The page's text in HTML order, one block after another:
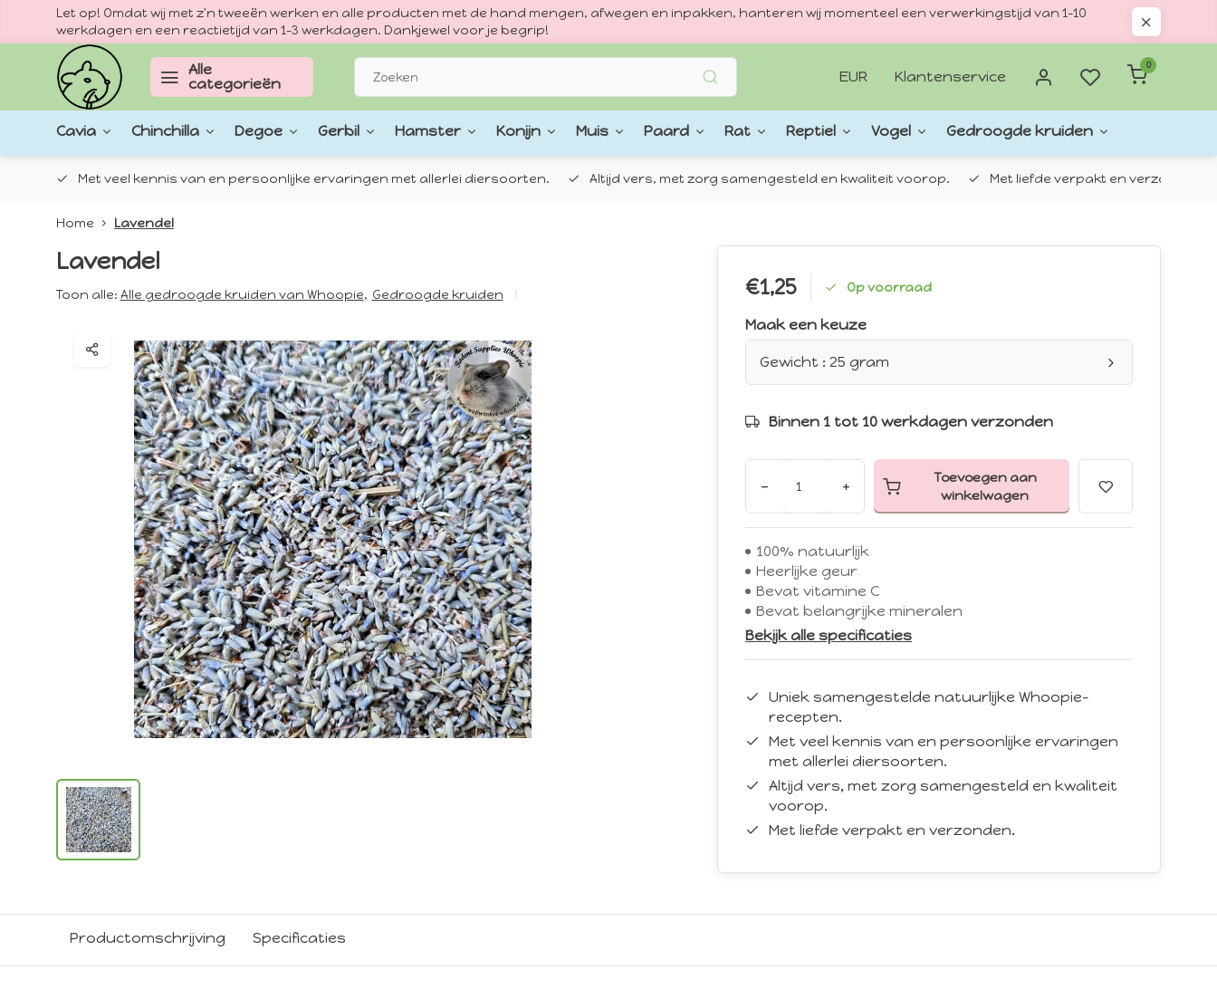
Let op! Omdat wij met z'n tweeën werken en alle producten met de hand mengen, afwegen en inpakken, hanteren wij momenteel een verwerkingstijd van 1–10
werkdagen en een reactietijd van 1–3 werkdagen. Dankjewel voor je begrip!
Alle
categorieën
EUR Klantenservice
0
Cavia Chinchilla Degoe Gerbil Hamster Konijn Muis Paard Rat Reptiel Vogel Gedroogde kruiden
Met veel kennis van en persoonlijke ervaringen met allerlei diersoorten. Altijd vers, met zorg samengesteld en kwaliteit voorop. Met liefde verpakt en verzonden.
Home Lavendel
Lavendel
Toon alle: Alle gedroogde kruiden van Whoopie, Gedroogde kruiden €1,25 Op voorraad
Maak een keuze
Gewicht : 25 gram
Binnen 1 tot 10 werkdagen verzonden
- +
Toevoegen aan
winkelwagen
100% natuurlijk
Heerlijke geur
Bevat vitamine C
Bevat belangrijke mineralen
Bekijk alle specificaties
Uniek samengestelde natuurlijke Whoopie-
recepten.
Met veel kennis van en persoonlijke ervaringen
met allerlei diersoorten.
Altijd vers, met zorg samengesteld en kwaliteit
voorop.
Met liefde verpakt en verzonden.
Productomschrijving Specificaties